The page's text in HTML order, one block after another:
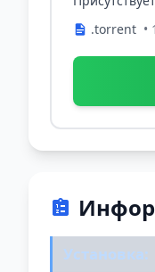
.torrent •
Установка: